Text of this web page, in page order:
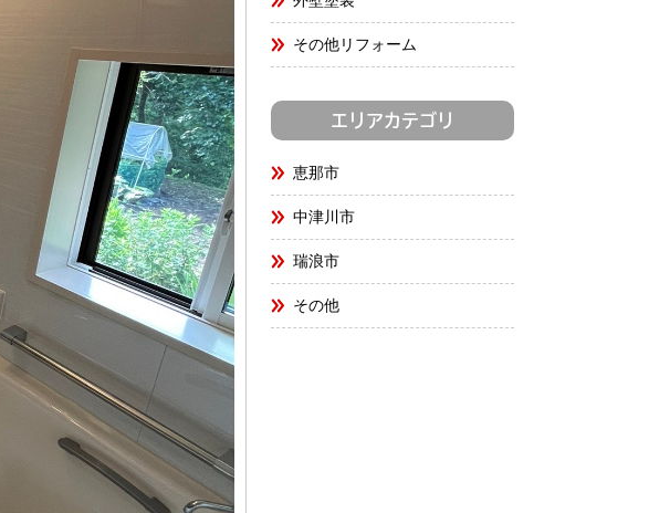
その他リフォーム
エリアカテゴリ
恵那市
中津川市
瑞浪市
その他